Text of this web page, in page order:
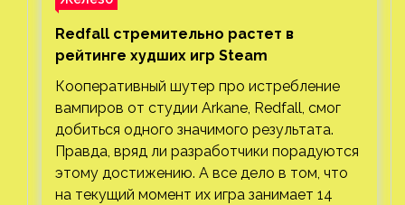
Redfall стремительно растет в
рейтинге худших игр Steam
Кооперативный шутер про истребление
вампиров от студии Arkane, Redfall, смог
добиться одного значимого результата.
Правда, вряд ли разработчики порадуются
этому достижению. А все дело в том, что
на текущий момент их игра занимает 14